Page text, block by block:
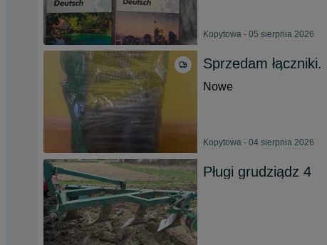
Kopytowa - 05 sierpnia 2026
Sprzedam łączniki.
Nowe
Kopytowa - 04 sierpnia 2026
Pługi grudziądz 4